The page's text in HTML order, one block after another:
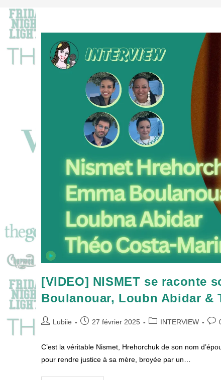
[VIDEO] NISMET se raconte
Boulanouar, Loubn Abidar &
Auteur/autrice
Lubiie
Publication
27 février 2025
PostINTERVIEW
C’est la véritable Nismet, Hrehorchuk de son nom
pour rendre justice à sa mère, broyée par un…